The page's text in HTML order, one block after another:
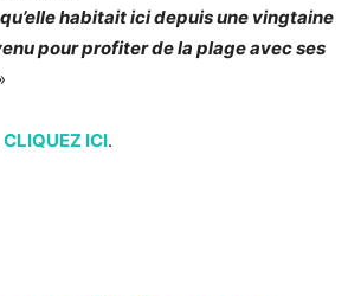
habitait ici depuis une vingtaine
pour profiter de la plage avec ses
CLIQUEZ ICI.